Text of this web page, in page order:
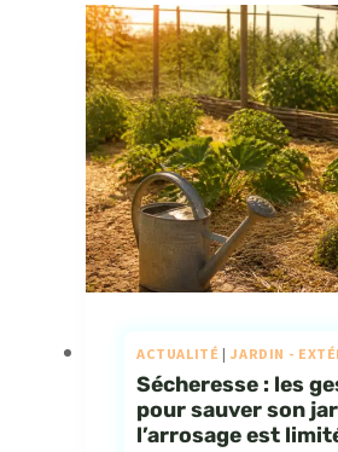
ACTUALITÉ | JARDIN -
Sécheresse : les
pour sauver son
l’arrosage est